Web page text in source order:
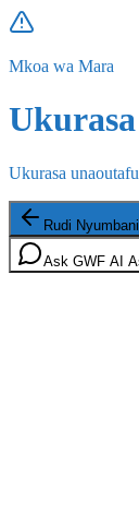
Mkoa wa Mara
Ukurasa
Rudi Nyumbani
Ask GWF AI